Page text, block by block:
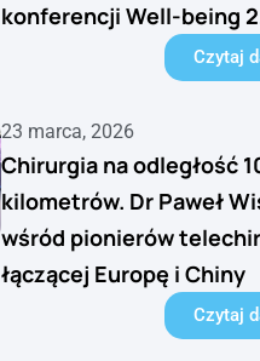
konferencji Well-being
Czytaj
23 marca, 2026
Chirurgia na odległość
kilometrów. Dr Paweł
wśród pionierów
łączącej Europę i Chiny
Czytaj